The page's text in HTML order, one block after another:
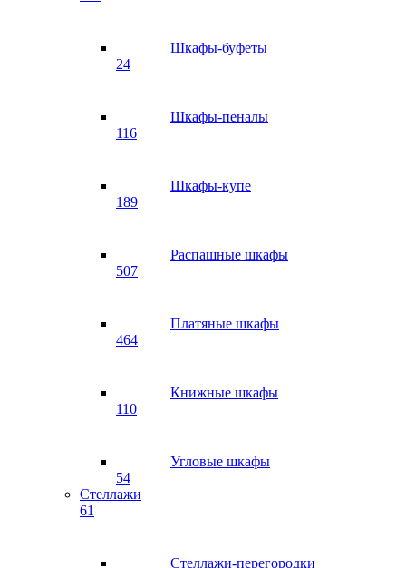
Шкафы-буфеты
24
Шкафы-пеналы
116
Шкафы-купе
189
Распашные шкафы
507
Платяные шкафы
464
Книжные шкафы
110
Угловые шкафы
54
Стеллажи
61
Стеллажи-перегородки